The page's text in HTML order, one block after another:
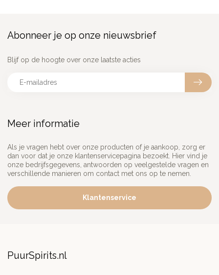
Meer informatie
Als je vragen hebt over onze producten of je aankoop, zorg er
dan voor dat je onze klantenservicepagina bezoekt. Hier vind je
onze bedrijfsgegevens, antwoorden op veelgestelde vragen en
verschillende manieren om contact met ons op te nemen.
Klantenservice
Abonneer je op onze nieuwsbrief
Blijf op de hoogte over onze laatste acties
PuurSpirits.nl